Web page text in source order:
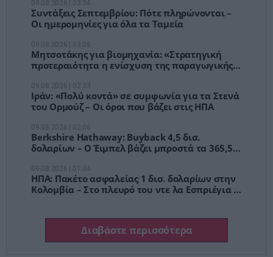
Συντάξεις Σεπτεμβρίου: Πότε πληρώνονται –
Οι ημερομηνίες για όλα τα Ταμεία
Μητσοτάκης για βιομηχανία: «Στρατηγική
προτεραιότητα η ενίσχυση της παραγωγικής
Ιράν: «Πολύ κοντά» σε συμφωνία για τα Στενά
του Ορμούζ – Οι όροι που βάζει στις ΗΠΑ
Berkshire Hathaway: Buyback 4,5 δισ.
δολαρίων – Ο Έιμπελ βάζει μπροστά τα 365,5
ΗΠΑ: Πακέτο ασφαλείας 1 δισ. δολαρίων στην
Κολομβία – Στο πλευρό του ντε λα Εσπριέγια ο
Διαβάστε περισσότερα